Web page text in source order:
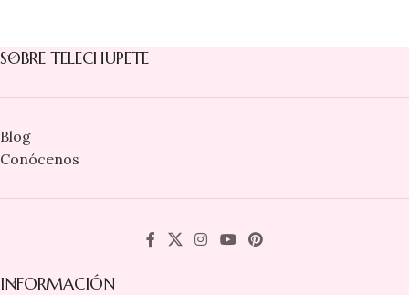
SOBRE TELECHUPETE
Blog
Conócenos
INFORMACIÓN